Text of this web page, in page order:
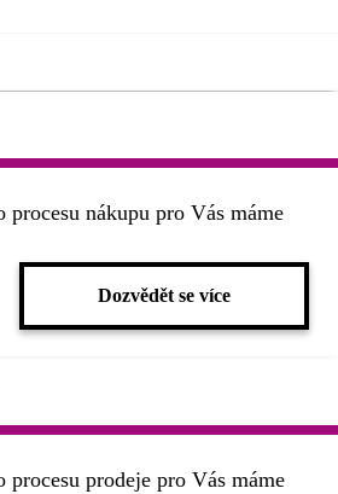
procesu nákupu pro Vás máme
Dozvědět se více
procesu prodeje pro Vás máme